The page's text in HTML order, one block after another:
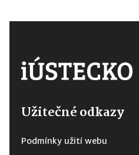
Užitečné odkazy
Podmínky užití webu